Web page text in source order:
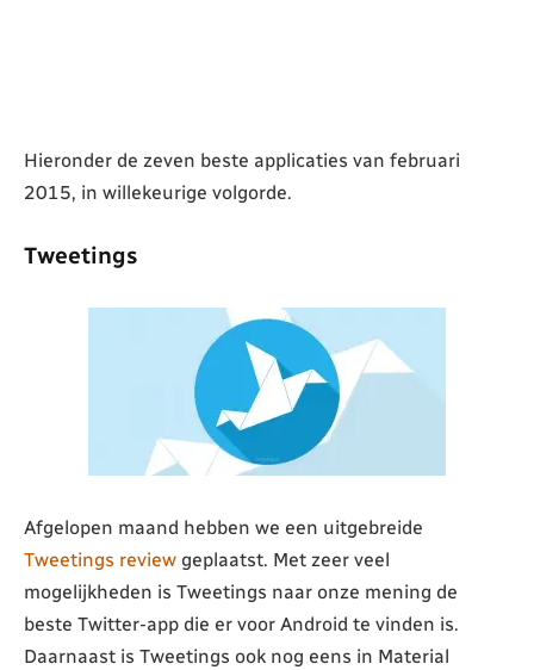
Hieronder de zeven beste applicaties van februari
2015, in willekeurige volgorde.
Tweetings
Afgelopen maand hebben we een uitgebreide
Tweetings review geplaatst. Met zeer veel
mogelijkheden is Tweetings naar onze mening de
beste Twitter-app die er voor Android te vinden is.
Daarnaast is Tweetings ook nog eens in Material